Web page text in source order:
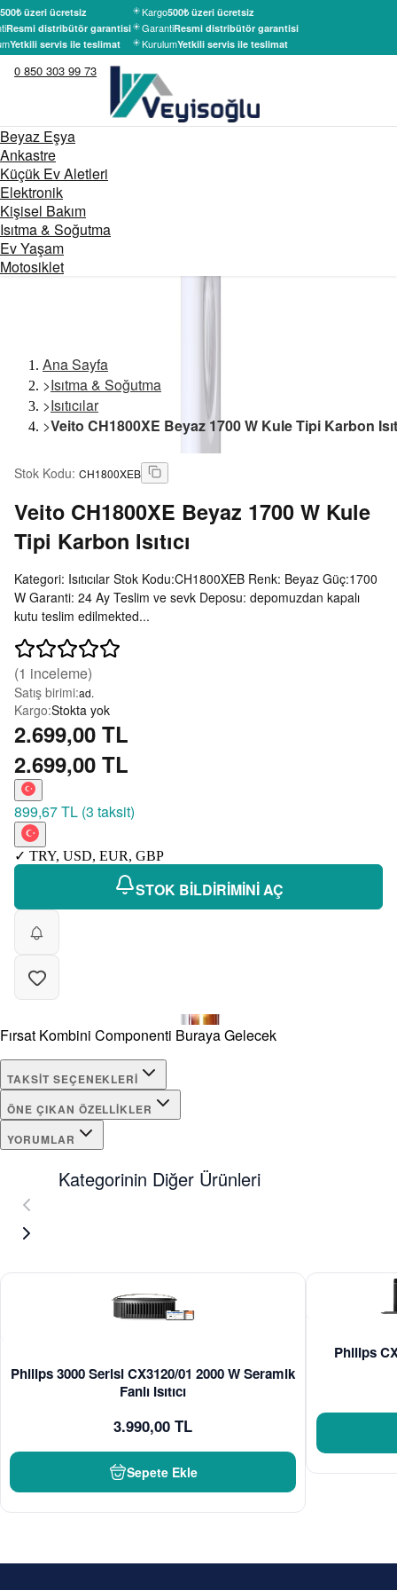
üzeri ücretsiz
Resmi distribütör garantisi
Yetkili servis ile teslimat
Kargo500₺ üzeri ücretsiz
GarantiResmi distribütör garantisi
KurulumYetkili servis ile teslimat
0 850 303 99 73
Beyaz Eşya
Ankastre
Küçük Ev Aletleri
Elektronik
Kişisel Bakım
Isıtma & Soğutma
Ev Yaşam
Motosiklet
Ana Sayfa
>Isıtma & Soğutma
>Isıtıcılar
>Veito CH1800XE Beyaz 1700 W Kule Tipi Karbon
Stok Kodu: CH1800XEB
Veito CH1800XE Beyaz 1700 W Kule
Tipi Karbon Isıtıcı
Kategori: Isıtıcılar Stok Kodu:CH1800XEB Renk: Beyaz Güç:1700
W Garanti: 24 Ay Teslim ve sevk Deposu: depomuzdan kapalı
kutu teslim edilmekted...
(1 inceleme)
Satış birimi:ad.
Kargo:Stokta yok
2.699,00 TL
2.699,00 TL
899,67 TL (3 taksit)
✓ TRY, USD, EUR, GBP
STOK BİLDİRİMİNİ AÇ
Fırsat Kombini Componenti Buraya Gelecek
TAKSIT SEÇENEKLERI
ÖNE ÇIKAN ÖZELLIKLER
YORUMLAR
Kategorinin Diğer Ürünleri
Philips 3000 Serisi CX3120/01 2000 W Seramik
Fanlı Isıtıcı
3.990,00 TL
Sepete Ekle
Philips